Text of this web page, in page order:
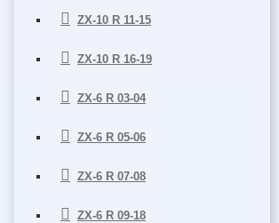
ZX-10 R 11-15
ZX-10 R 16-19
ZX-6 R 03-04
ZX-6 R 05-06
ZX-6 R 07-08
ZX-6 R 09-18